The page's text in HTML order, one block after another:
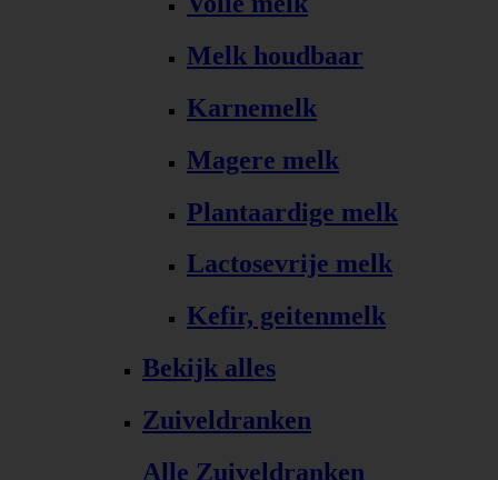
Melk houdbaar
Karnemelk
Magere melk
Plantaardige melk
Lactosevrije melk
Kefir, geitenmelk
Bekijk alles
Zuiveldranken
Alle Zuiveldranken